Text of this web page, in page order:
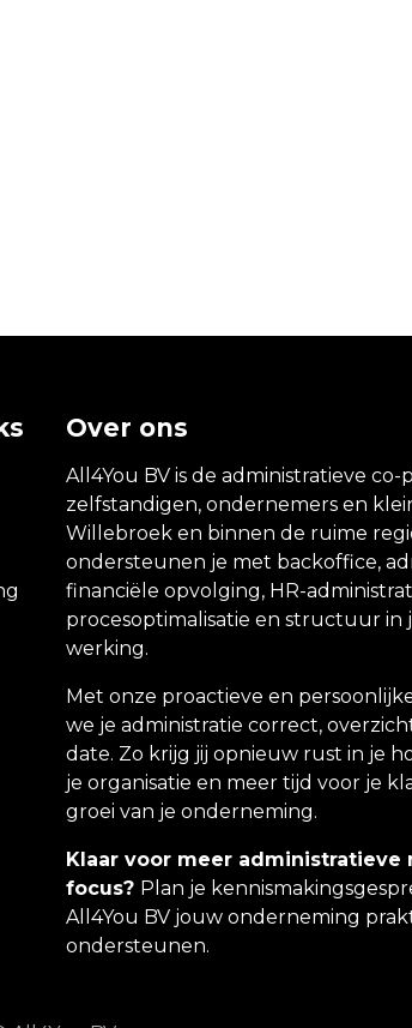
Over ons
All4You BV is de administratieve
zelfstandigen, ondernemers en
Willebroek en binnen de ruime
ondersteunen je met backoffice,
financiële opvolging, HR-
procesoptimalisatie en structuur in
werking.
Met onze proactieve en
we je administratie correct,
date. Zo krijg jij opnieuw rust in je
je organisatie en meer tijd voor je
groei van je onderneming.
Klaar voor meer administratieve
focus? Plan je
All4You BV jouw onderneming
ondersteunen.